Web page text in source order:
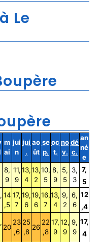
Le
m
ai
jui
n
jui
.
ao
ût
se
p.
oc
t.
no
v.
dé
c.
an
né
e
8,
9
11,
9
13,
4
13,
2
10,
5
8,
9
5,
5
3,
3
7,
5
14
,5
17,
7
19,
6
19,
6
16,
7
13,
4
9,
2
6,
6
12
,4
20
23
,6
25
,8
26
22
,8
17,
9
12,
9
9,
9
17,
4